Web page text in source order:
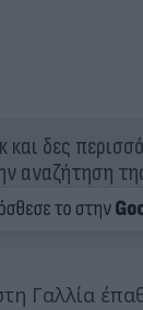
και δες
αναζήτηση
Γαλλία